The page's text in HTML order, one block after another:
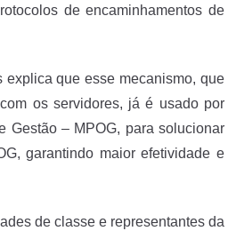
de encaminhamentos de
que esse mecanismo, que
os servidores, já é usado por
Gestão – MPOG, para solucionar
garantindo maior efetividade e
de classe e representantes da